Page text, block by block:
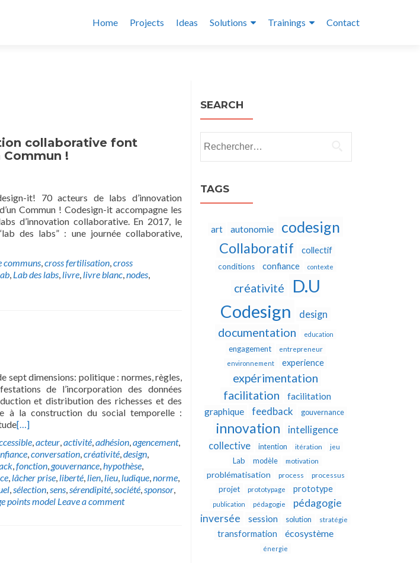
Home Projects Ideas Solutions Trainings Contact
collaborative font
Commun !
it! 70 acteurs de labs d’innovation
Commun ! Codesign-it accompagne les
d’innovation collaborative. En 2017, le
des labs” : une journée collaborative,
communs,cross fertilisation,cross
, Lab des labs, livre, livre blanc,nodes,
sept dimensions: politique : normes, règles,
de l’incorporation des données
et distribution des richesses et des
à la construction du social temporelle :
[…]
,acteur,activité,adhésion,agencement,
,conversation,créativité,design,
,fonction,gouvernance,hypothèse,
, lâcher prise, liberté, lien, lieu, ludique,norme,
,sélection,sens,sérendipité,société,sponsor,
points model Leave a comment
SEARCH
TAGS
art autonomie codesign
Collaboratif collectif
conditions confiance contexte
créativité
D.U
Codesign
design
documentation education
engagement
entrepreneur
environnement
experience
expérimentation
facilitation
facilitation
graphique
feedback gouvernance
innovation
intelligence
collective
intention itération jeu
Lab modèle motivation
problématisation process processus
projet prototypage prototype
publication pédagogie
pédagogie
inversée
session solution stratégie
transformation écosystème
énergie